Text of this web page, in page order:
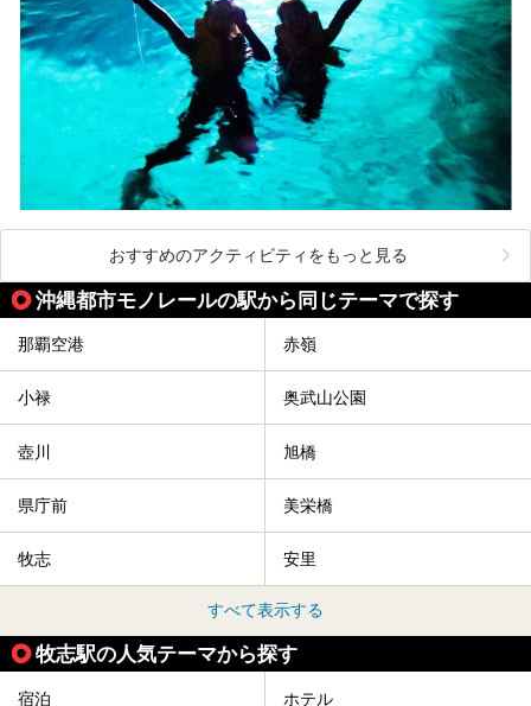
おすすめのアクティビティをもっと見る
沖縄都市モノレールの駅から同じテーマで探す
那覇空港 赤嶺
小禄 奥武山公園
壺川 旭橋
県庁前 美栄橋
牧志 安里
すべて表示する
牧志駅の人気テーマから探す
宿泊 ホテル